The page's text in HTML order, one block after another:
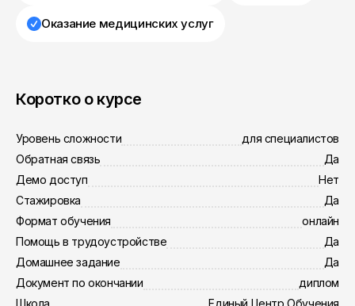
Оказание медицинских услуг
Коротко о курсе
Уровень сложности
для специалистов
Обратная связь
Да
Демо доступ
Нет
Стажировка
Да
Формат обучения
онлайн
Помощь в трудоустройстве
Да
Домашнее задание
Да
Документ по окончании
диплом
Школа
Единый Центр Обучения